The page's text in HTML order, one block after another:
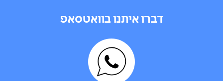
דברו איתנו בוואטסאפ